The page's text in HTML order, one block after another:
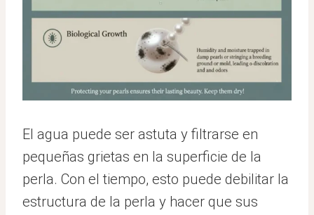
El agua puede ser astuta y filtrarse en
pequeñas grietas en la superficie de la
perla. Con el tiempo, esto puede debilitar la
estructura de la perla y hacer que sus